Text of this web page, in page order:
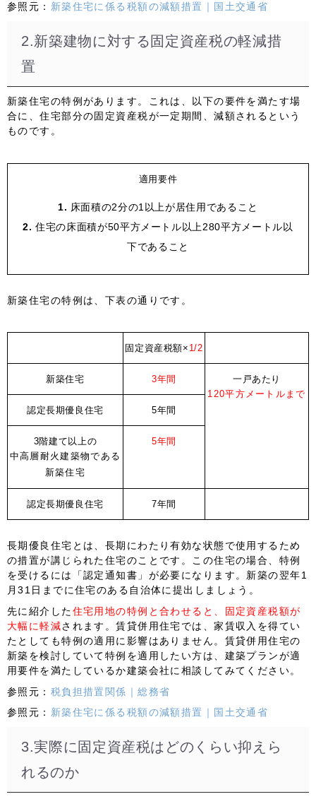
参照元： 新築住宅に係る税額の減額措置｜国土交通省
2.新築建物に対する固定資産税の軽減措
置
新築住宅の特例があります。これは、以下の要件を満たす場
合に、住宅部分の固定資産税が一定期間、減額されるという
ものです。
適用要件
床面積の2分の1以上が居住用であること
住宅の床面積が50平方メートル以上280平方メートル以
下であること
新築住宅の特例は、下表の通りです。
固定資産税額× 1/2
新築住宅 3年間
一戸あたり
120平方メートルまで
認定長期優良住宅
5年間
3階建て以上の
中高層耐火建築物である
新築住宅
5年間
認定長期優良住宅 7年間
長期優良住宅とは、長期にわたり有効な状態で使用するため
の措置が講じられた住宅のことです。この住宅の場合、特例
を受けるには「認定通知書 」が必要になります。新築の翌年1
月31日までに住宅のある自治体に提出しましょう。
先に紹介した住宅用地の特例と合わせると、固定資産税額が
大幅に軽減されます。賃貸併用住宅では、家賃収入を得てい
たとしても特例の適用に影響はありません。賃貸併用住宅の
新築を検討していて特例を適用したい方は、建築プランが適
用要件を満たしているか建築会社に相談してみてください。
参照元： 税負担措置関係｜総務省
参照元： 新築住宅に係る税額の減額措置｜国土交通省
3.実際に固定資産税はどのくらい抑えら
れるのか